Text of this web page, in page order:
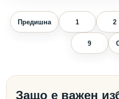
Предишна 1 2
9
Защо е важен